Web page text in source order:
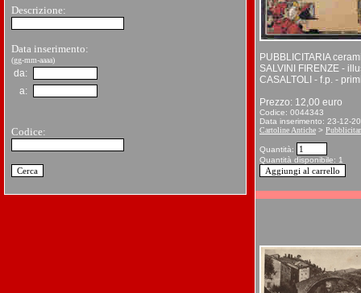
Descrizione:
Data inserimento:
(gg-mm-aaaa)
da:
a:
Codice:
PUBBLICITARIA
SALVINI FIRENZE -
CASALTOLI - f.p. -
Prezzo: 12,00 euro
Codice: 0044343
Data inserimento: 23-12-
Cartoline Antiche >
Quantità:
Quantità disponibile: 1